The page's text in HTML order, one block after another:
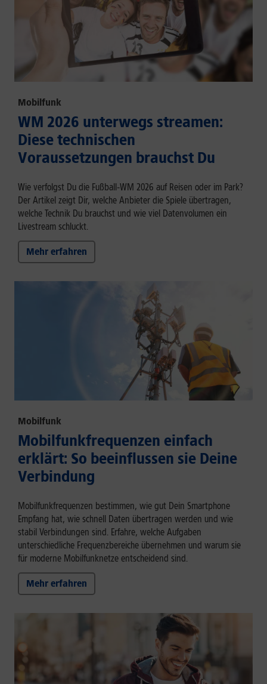
Mobilfunk
WM 2026 unterwegs streamen:
Diese technischen
Voraussetzungen brauchst Du
Wie verfolgst Du die Fußball‑WM 2026 auf Reisen oder im Park?
Der Artikel zeigt Dir, welche Anbieter die Spiele übertragen,
welche Technik Du brauchst und wie viel Datenvolumen ein
Livestream schluckt.
Mehr erfahren
Mobilfunk
Mobilfunkfrequenzen einfach
erklärt: So beeinflussen sie Deine
Verbindung
Mobilfunkfrequenzen bestimmen, wie gut Dein Smartphone
Empfang hat, wie schnell Daten übertragen werden und wie
stabil Verbindungen sind. Erfahre, welche Aufgaben
unterschiedliche Frequenzbereiche übernehmen und warum sie
für moderne Mobilfunknetze entscheidend sind.
Mehr erfahren